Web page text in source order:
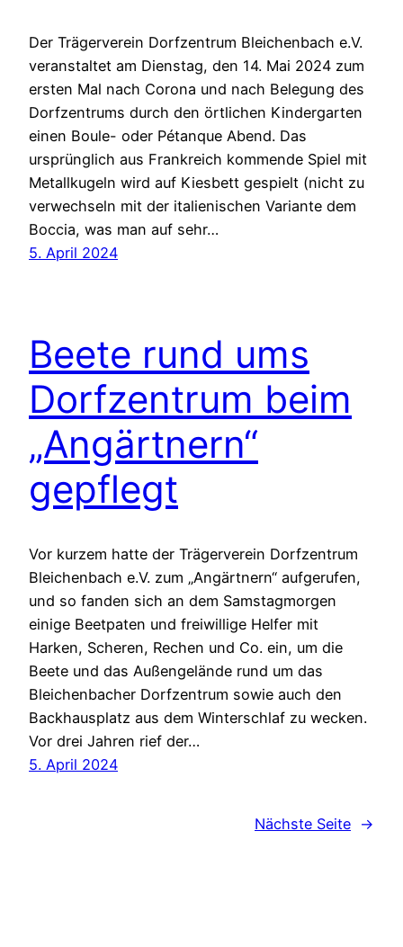
Der Trägerverein Dorfzentrum Bleichenbach e.V.
veranstaltet am Dienstag, den 14. Mai 2024 zum
ersten Mal nach Corona und nach Belegung des
Dorfzentrums durch den örtlichen Kindergarten
einen Boule- oder Pétanque Abend. Das
ursprünglich aus Frankreich kommende Spiel mit
Metallkugeln wird auf Kiesbett gespielt (nicht zu
verwechseln mit der italienischen Variante dem
Boccia, was man auf sehr…
5. April 2024
Beete rund ums
Dorfzentrum beim
„Angärtnern“
gepflegt
Vor kurzem hatte der Trägerverein Dorfzentrum
Bleichenbach e.V. zum „Angärtnern“ aufgerufen,
und so fanden sich an dem Samstagmorgen
einige Beetpaten und freiwillige Helfer mit
Harken, Scheren, Rechen und Co. ein, um die
Beete und das Außengelände rund um das
Bleichenbacher Dorfzentrum sowie auch den
Backhausplatz aus dem Winterschlaf zu wecken.
Vor drei Jahren rief der…
5. April 2024
Nächste Seite →